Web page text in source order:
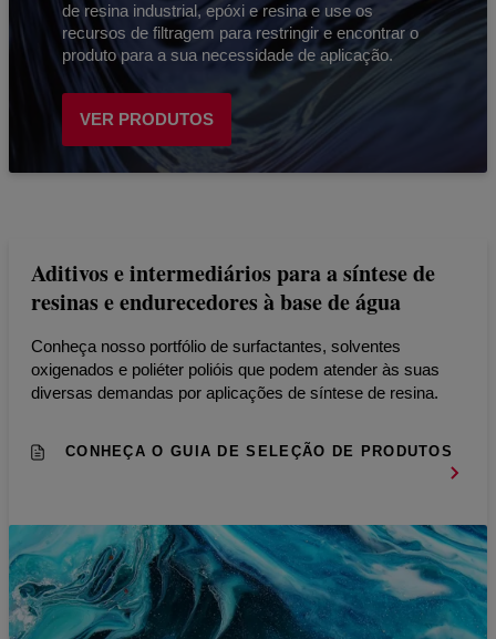
de resina industrial, epóxi e resina e use os
recursos de filtragem para restringir e encontrar o
produto para a sua necessidade de aplicação.
VER PRODUTOS
Aditivos e intermediários para a síntese de
resinas e endurecedores à base de água
Conheça nosso portfólio de surfactantes, solventes
oxigenados e poliéter polióis que podem atender às suas
diversas demandas por aplicações de síntese de resina.
CONHEÇA O GUIA DE SELEÇÃO DE PRODUTOS